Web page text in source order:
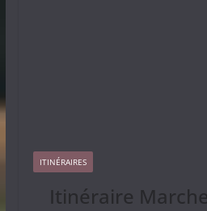
ITINÉRAIRES
Itinéraire